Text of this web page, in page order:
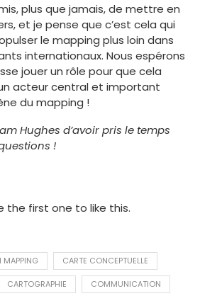
plus que jamais, de mettre en
et je pense que c’est cela qui
le mapping plus loin dans
internationaux. Nous espérons
jouer un rôle pour que cela
acteur central et important
du mapping !
Hughes d’avoir pris le temps
!
the first one to like this.
MAPPING CARTE CONCEPTUELLE
CARTOGRAPHIE COMMUNICATION